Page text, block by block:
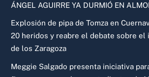
ÁNGEL AGUIRRE YA DURMIÓ EN
Explosión de pipa de Tomza en
20 heridos y reabre el debate sobre el
de los Zaragoza
Meggie Salgado presenta iniciativa